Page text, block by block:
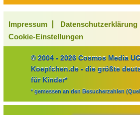
Impressum Datenschutzerklärung
Cookie-Einstellungen
© 2004 - 2026 Cosmos Media
Koepfchen.de - die größte
für Kinder*
* gemessen an den Besucherzahlen